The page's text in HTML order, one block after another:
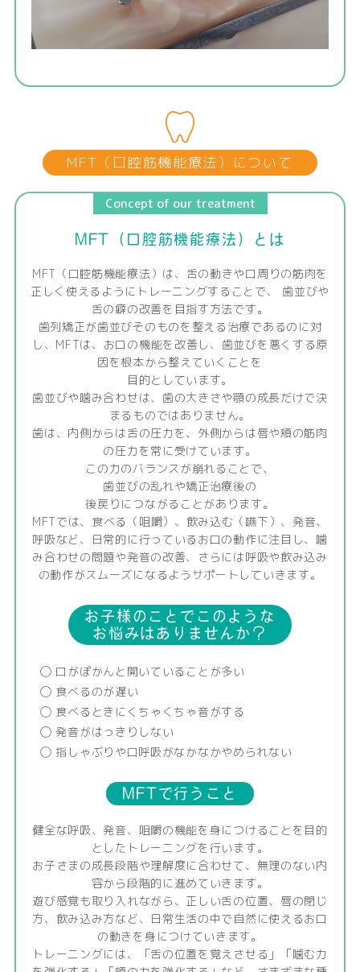
MFT（口腔筋機能療法）について
Concept of our treatment
MFT（口腔筋機能療法）とは
MFT（口腔筋機能療法）は、舌の動きや口周りの筋肉を
正しく使えるようにトレーニングすることで、
歯並びや
舌の癖の改善を目指す方法です。
歯列矯正が歯並びそのものを整える治療であるのに対
し、MFTは、お口の機能を改善し、歯並びを悪くする原
因を根本から整えていくことを
目的としています。
歯並びや噛み合わせは、歯の大きさや顎の成長だけで決
まるものではありません。
歯は、内側からは舌の圧力を、外側からは唇や頬の筋肉
の圧力を常に受けています。
この力のバランスが崩れることで、
歯並びの乱れや矯正治療後の
後戻りにつながることがあります。
MFTでは、食べる（咀嚼）、飲み込む（嚥下）、発音、
呼吸など、日常的に行っているお口の動作に注目し、噛
み合わせの問題や発音の改善、さらには呼吸や飲み込み
の動作がスムーズになるようサポートしていきます。
お子様のことでこのような
お悩みはありませんか？
◯ 口がぽかんと開いていることが多い
◯ 食べるのが遅い
◯ 食べるときにくちゃくちゃ音がする
◯ 発音がはっきりしない
◯ 指しゃぶりや口呼吸がなかなかやめられない
MFTで行うこと
健全な呼吸、発音、咀嚼の機能を身につけることを目的
としたトレーニングを行います。
お子さまの成長段階や理解度に合わせて、無理のない内
容から段階的に進めていきます。
遊び感覚も取り入れながら、正しい舌の位置、唇の閉じ
方、飲み込み方など、 日常生活の中で自然に使えるお口
の動きを身につけていきます。
トレーニングには、「舌の位置を覚えさせる」「噛む力